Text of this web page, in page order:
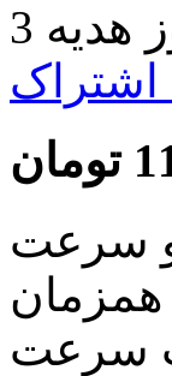
هدیه
اشتراک
تومان
سرعت
همزمان
سرعت